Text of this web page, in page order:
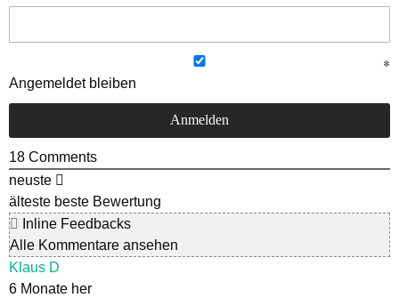
Angemeldet bleiben
18 Comments
neuste
älteste beste Bewertung
Inline Feedbacks
Alle Kommentare ansehen
Klaus D
6 Monate her